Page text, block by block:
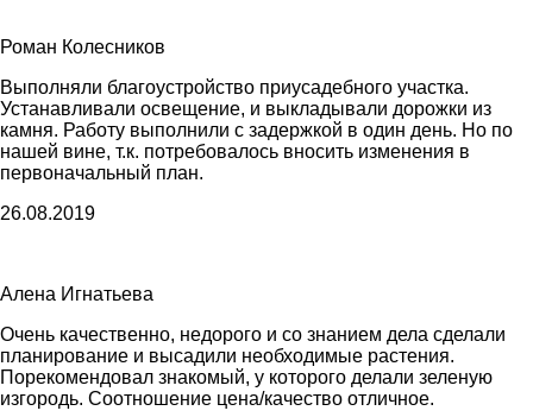
Роман Колесников
Выполняли благоустройство приусадебного участка.
Устанавливали освещение, и выкладывали дорожки из
камня. Работу выполнили с задержкой в один день. Но по
нашей вине, т.к. потребовалось вносить изменения в
первоначальный план.
26.08.2019
Алена Игнатьева
Очень качественно, недорого и со знанием дела сделали
планирование и высадили необходимые растения.
Порекомендовал знакомый, у которого делали зеленую
изгородь. Соотношение цена/качество отличное.